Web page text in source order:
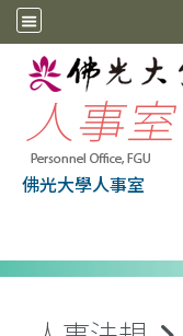
佛光大學人事室